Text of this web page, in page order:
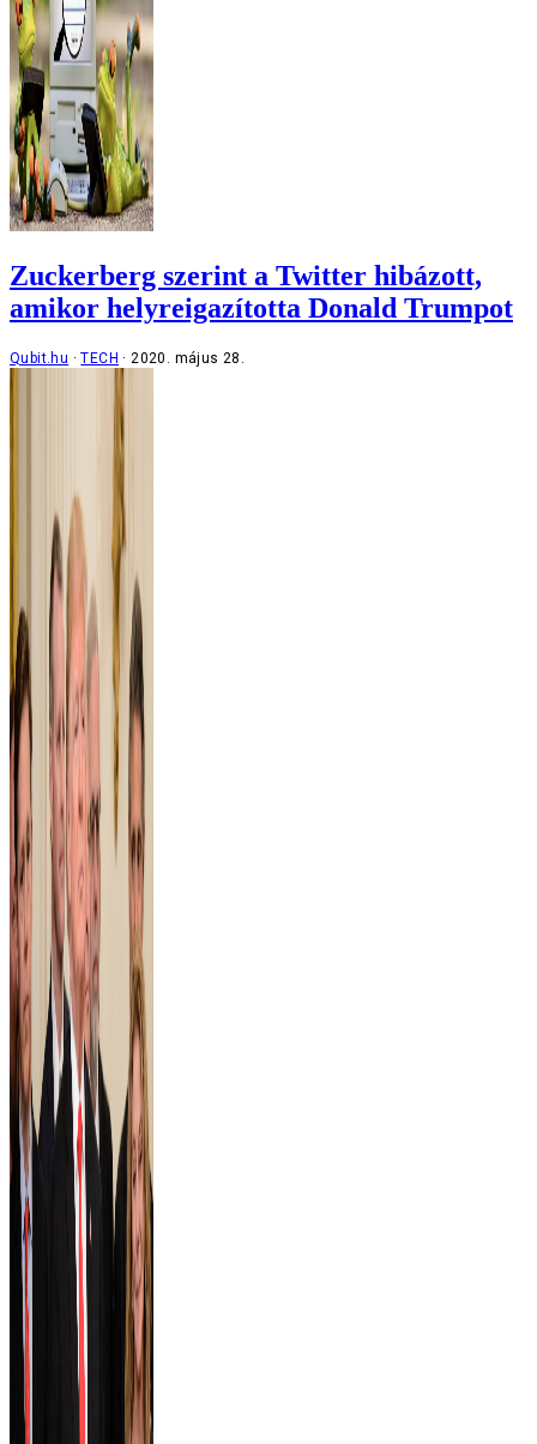
Zuckerberg szerint a Twitter hibázott,
amikor helyreigazította Donald Trumpot
Qubit.hu TECH 2020. május 28.